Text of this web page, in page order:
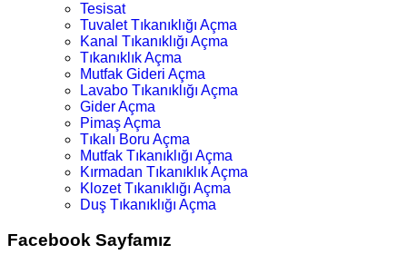
Tesisat
Tuvalet Tıkanıklığı Açma
Kanal Tıkanıklığı Açma
Tıkanıklık Açma
Mutfak Gideri Açma
Lavabo Tıkanıklığı Açma
Gider Açma
Pimaş Açma
Tıkalı Boru Açma
Mutfak Tıkanıklığı Açma
Kırmadan Tıkanıklık Açma
Klozet Tıkanıklığı Açma
Duş Tıkanıklığı Açma
Facebook Sayfamız